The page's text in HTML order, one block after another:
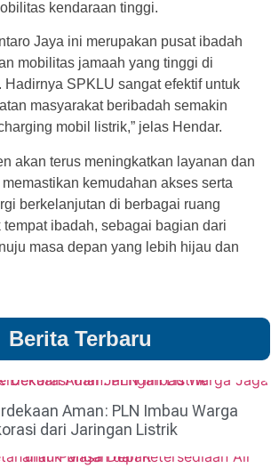
kendaraan tinggi.
Jaya ini merupakan pusat ibadah
mobilitas jamaah yang tinggi di
Hadirnya SPKLU sangat efektif untuk
masyarakat beribadah semakin
mobil listrik,” jelas Hendar.
akan terus meningkatkan layanan dan
kemudahan akses serta
berkelanjutan di berbagai ruang
tempat ibadah, sebagai bagian dari
masa depan yang lebih hijau dan
Berita Terbaru
Aman: PLN Imbau Warga
dari Jaringan Listrik